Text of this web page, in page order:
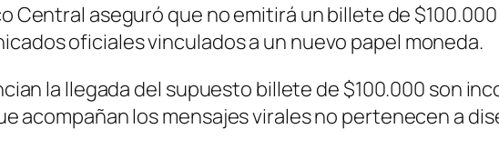
Central aseguró que no emitirá un billete de
oficiales vinculados a un nuevo papel moneda.
la llegada del supuesto billete de $100.000 son
acompañan los mensajes virales no pertenecen a